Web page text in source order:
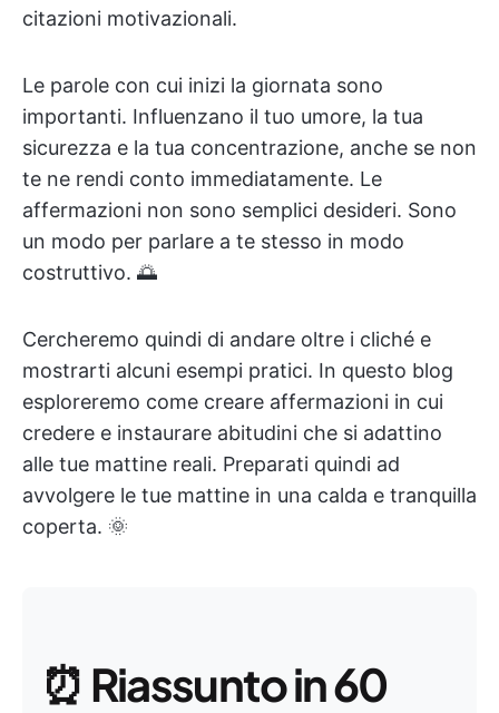
citazioni motivazionali.
Le parole con cui inizi la giornata sono
importanti. Influenzano il tuo umore, la tua
sicurezza e la tua concentrazione, anche se non
te ne rendi conto immediatamente. Le
affermazioni non sono semplici desideri. Sono
un modo per parlare a te stesso in modo
costruttivo. 🌅
Cercheremo quindi di andare oltre i cliché e
mostrarti alcuni esempi pratici. In questo blog
esploreremo come creare affermazioni in cui
credere e instaurare abitudini che si adattino
alle tue mattine reali. Preparati quindi ad
avvolgere le tue mattine in una calda e tranquilla
coperta. 🌞
⏰ Riassunto in 60